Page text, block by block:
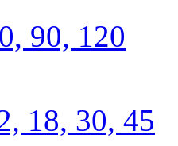
90, 120
18, 30, 45